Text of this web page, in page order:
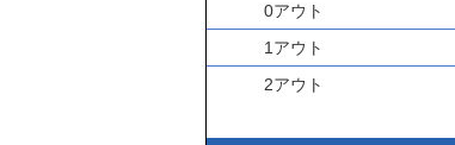
0アウト
1アウト
2アウト